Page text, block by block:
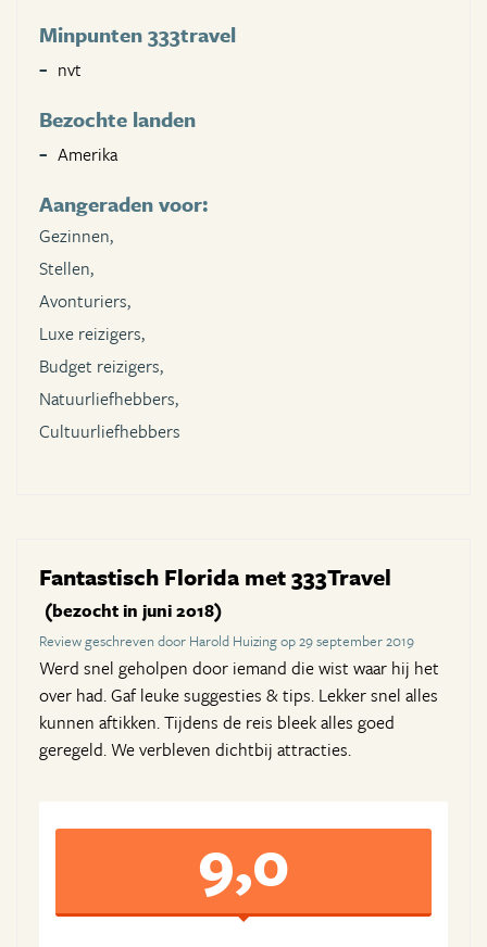
Minpunten 333travel
nvt
Bezochte landen
Amerika
Aangeraden voor:
Gezinnen,
Stellen,
Avonturiers,
Luxe reizigers,
Budget reizigers,
Natuurliefhebbers,
Cultuurliefhebbers
Fantastisch Florida met 333Travel
(bezocht in juni 2018)
Review geschreven door Harold Huizing op 29 september 2019
Werd snel geholpen door iemand die wist waar hij het
over had. Gaf leuke suggesties & tips. Lekker snel alles
kunnen aftikken. Tijdens de reis bleek alles goed
geregeld. We verbleven dichtbij attracties.
9,0